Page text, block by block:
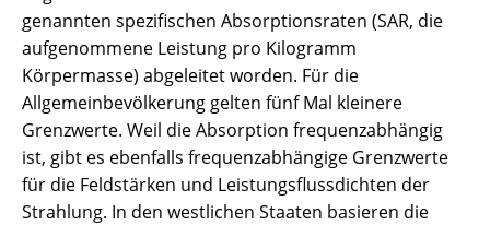
genannten spezifischen Absorptionsraten (SAR, die
aufgenommene Leistung pro Kilogramm
Körpermasse) abgeleitet worden. Für die
Allgemeinbevölkerung gelten fünf Mal kleinere
Grenzwerte. Weil die Absorption frequenzabhängig
ist, gibt es ebenfalls frequenzabhängige Grenzwerte
für die Feldstärken und Leistungsflussdichten der
Strahlung. In den westlichen Staaten basieren die